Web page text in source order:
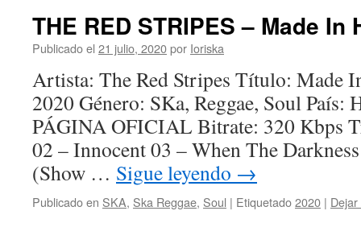
THE RED STRIPES – Made In
Publicado el 21 julio, 2020por Ioriska
Artista: The Red Stripes Título: Made
2020 Género: SKa, Reggae, Soul
PÁGINA OFICIAL Bitrate: 320 Kbps
02 – Innocent 03 – When The
(Show … Sigue leyendo →
Publicado en SKA, Ska Reggae, Soul | Etiquetado2020 |